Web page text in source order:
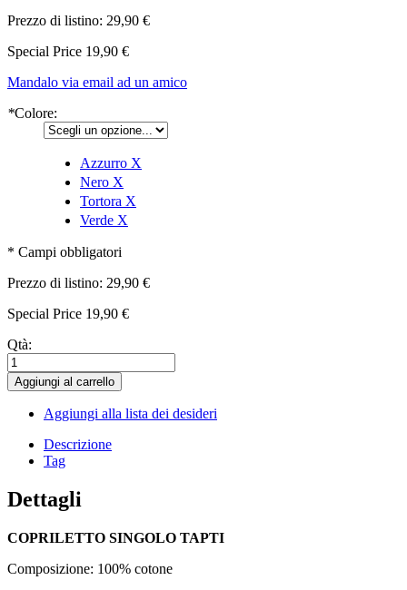
Prezzo di listino: 29,90 €
Special Price 19,90 €
Mandalo via email ad un amico
*Colore:
Azzurro X
Nero X
Tortora X
Verde X
* Campi obbligatori
Prezzo di listino: 29,90 €
Special Price 19,90 €
Qtà:
Aggiungi al carrello
Aggiungi alla lista dei desideri
Descrizione
Tag
Dettagli
COPRILETTO SINGOLO TAPTI
Composizione: 100% cotone